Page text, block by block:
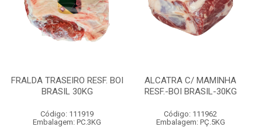
FRALDA TRASEIRO RESF. BOI
BRASIL 30KG
Código: 111919
Embalagem: PC.3KG
ALCATRA C/ MAMINHA
RESF.-BOI BRASIL-30KG
Código: 111962
Embalagem: PÇ.5KG